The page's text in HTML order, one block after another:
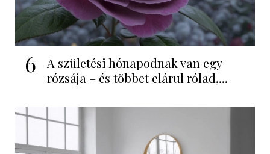
6
A születési hónapodnak van egy
rózsája – és többet elárul rólad,...